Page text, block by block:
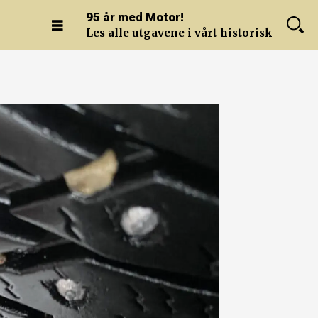
95 år med Motor!
Les alle utgavene i vårt historiske arkiv.